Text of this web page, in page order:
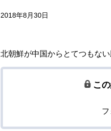
2018年8月30日
北朝鮮が中国からとてつもない
こ